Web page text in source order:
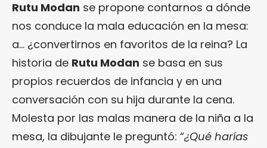
Rutu Modan se propone contarnos a dónde
nos conduce la mala educación en la mesa:
a… ¿convertirnos en favoritos de la reina? La
historia de Rutu Modan se basa en sus
propios recuerdos de infancia y en una
conversación con su hija durante la cena.
Molesta por las malas manera de la niña a la
mesa, la dibujante le preguntó: “¿Qué harías